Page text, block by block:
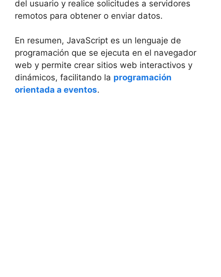
del usuario y realice solicitudes a servidores
remotos para obtener o enviar datos.
En resumen, JavaScript es un lenguaje de
programación que se ejecuta en el navegador
web y permite crear sitios web interactivos y
dinámicos, facilitando la programación
orientada a eventos.